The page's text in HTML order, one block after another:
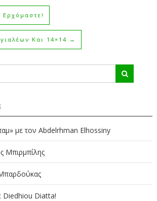
Και 14×14 →
με τον Abdelrhman Elhossiny
Μπιρμπίλης
Diedhiou Diatta!